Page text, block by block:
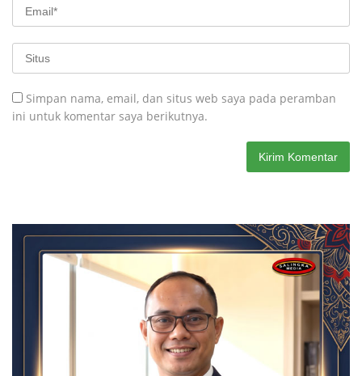
Simpan nama, email, dan situs web saya pada peramban
ini untuk komentar saya berikutnya.